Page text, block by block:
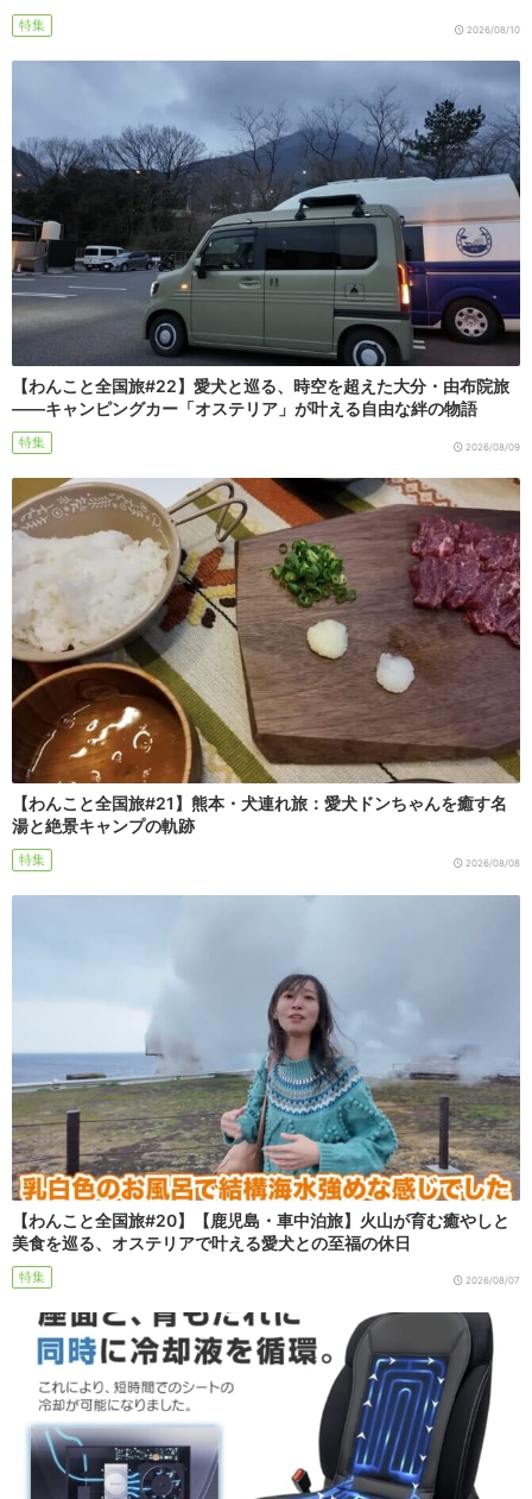
特集 2026/08/10
【わんこと全国旅#22】愛犬と巡る、時空を超えた大分・由布院旅
――キャンピングカー「オステリア」が叶える自由な絆の物語
特集 2026/08/09
【わんこと全国旅#21】熊本・犬連れ旅：愛犬ドンちゃんを癒す名
湯と絶景キャンプの軌跡
特集 2026/08/08
【わんこと全国旅#20】【鹿児島・車中泊旅】火山が育む癒やしと
美食を巡る、オステリアで叶える愛犬との至福の休日
特集 2026/08/07